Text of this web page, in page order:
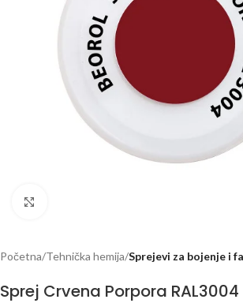
Početna Tehnička hemija Sprejevi za bojenje i
Sprej Crvena Porpora RAL3004